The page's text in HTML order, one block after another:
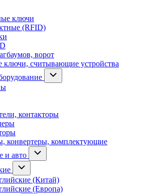
ключи
(RFID)
ворот
ключи, считывающие устройства
контакторы
конвертеры, комплектующие
и авто
(Китай)
(Европа)